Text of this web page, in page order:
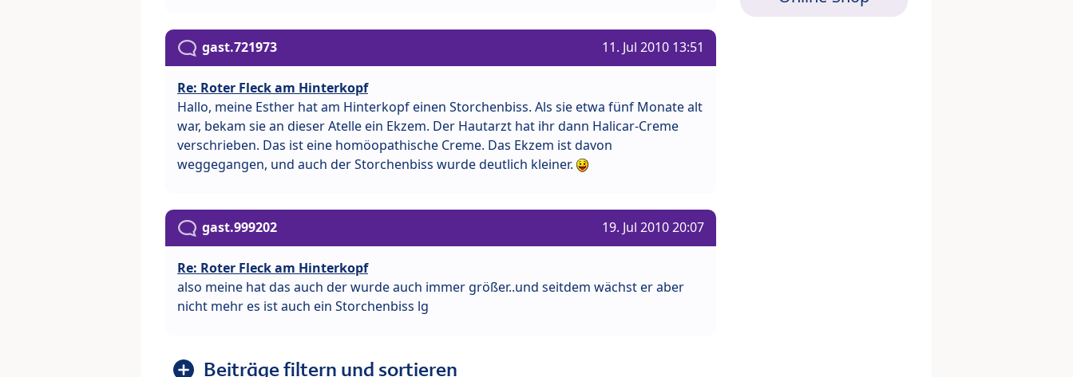
gast.721973 11. Jul 2010 13:51
Re: Roter Fleck am Hinterkopf
Hallo, meine Esther hat am Hinterkopf einen Storchenbiss. Als sie etwa fünf Monate alt
war, bekam sie an dieser Atelle ein Ekzem. Der Hautarzt hat ihr dann Halicar-Creme
verschrieben. Das ist eine homöopathische Creme. Das Ekzem ist davon
weggegangen, und auch der Storchenbiss wurde deutlich kleiner.
gast.999202 19. Jul 2010 20:07
Re: Roter Fleck am Hinterkopf
also meine hat das auch der wurde auch immer größer..und seitdem wächst er aber
nicht mehr es ist auch ein Storchenbiss lg
Beiträge filtern und sortieren